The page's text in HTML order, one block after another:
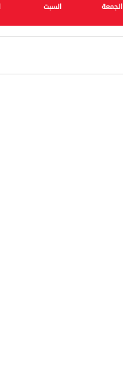
الجمعة السبت